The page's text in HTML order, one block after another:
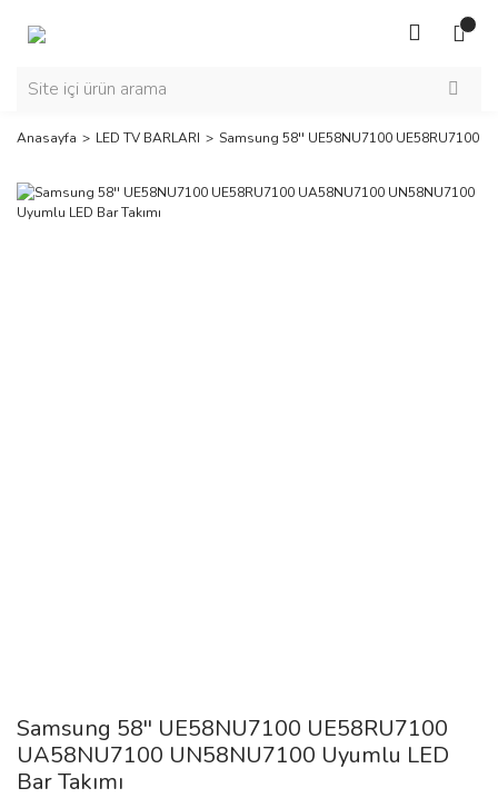
Anasayfa LED TV BARLARI Samsung 58'' UE58NU7100 UE58RU7100
Samsung 58'' UE58NU7100 UE58RU7100
UA58NU7100 UN58NU7100 Uyumlu LED
Bar Takımı